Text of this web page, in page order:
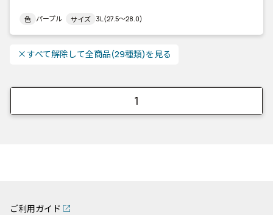
色 パープル サイズ 3L(27.5～28.0)
closeすべて解除して全商品(29種類)を見る
1
ご利用ガイド